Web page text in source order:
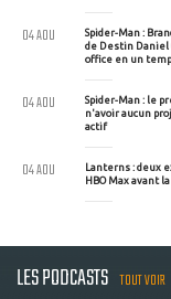
Spider-Man :
de Destin Daniel
office en un
04 AOU
Spider-Man : le
n'avoir aucun
actif
04 AOU
Lanterns : deux
HBO Max avant
04 AOU
LES PODCASTS TOUT VOIR